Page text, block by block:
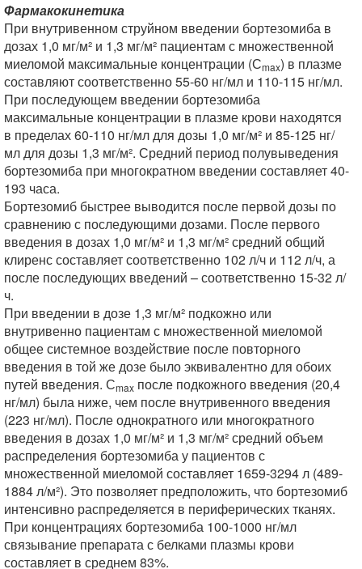
Фармакокинетика
При внутривенном струйном введении бортезомиба в
дозах 1,0 мг/м² и 1,3 мг/м² пациентам с множественной
миеломой максимальные концентрации (Сmax) в плазме
составляют соответственно 55-60 нг/мл и 110-115 нг/мл.
При последующем введении бортезомиба
максимальные концентрации в плазме крови находятся
в пределах 60-110 нг/мл для дозы 1,0 мг/м² и 85-125 нг/
мл для дозы 1,3 мг/м². Средний период полувыведения
бортезомиба при многократном введении составляет 40-
193 часа.
Бортезомиб быстрее выводится после первой дозы по
сравнению с последующими дозами. После первого
введения в дозах 1,0 мг/м² и 1,3 мг/м² средний общий
клиренс составляет соответственно 102 л/ч и 112 л/ч, а
после последующих введений – соответственно 15-32 л/
ч.
При введении в дозе 1,3 мг/м² подкожно или
внутривенно пациентам с множественной миеломой
общее системное воздействие после повторного
введения в той же дозе было эквивалентно для обоих
путей введения. Сmax после подкожного введения (20,4
нг/мл) была ниже, чем после внутривенного введения
(223 нг/мл). После однократного или многократного
введения в дозах 1,0 мг/м² и 1,3 мг/м² средний объем
распределения бортезомиба у пациентов с
множественной миеломой составляет 1659-3294 л (489-
1884 л/м²). Это позволяет предположить, что бортезомиб
интенсивно распределяется в периферических тканях.
При концентрациях бортезомиба 100-1000 нг/мл
связывание препарата с белками плазмы крови
составляет в среднем 83%.